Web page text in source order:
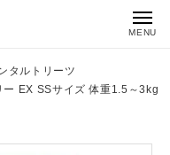
MENU
タルトリーツ
ー EX SSサイズ 体重1.5～3kg